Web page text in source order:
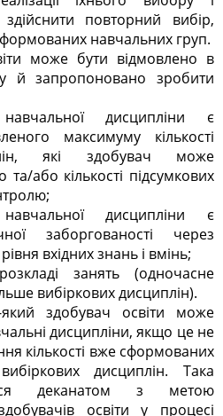
повторний вибір,
навчальних груп.
може бути відмовлено в
й запропоновано зробити
дисципліни є
максимуму кількості
які здобувач може
або кількості підсумкових
дисципліни є
заборгованості через
вхідних знань і вмінь;
занять (одночасне
вибіркових дисциплін).
здобувач освіти може
дисципліни, якщо це не
кількості вже сформованих
дисциплін. Така
деканатом з метою
освіти у процесі